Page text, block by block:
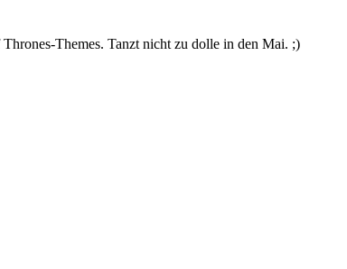
Themes. Tanzt nicht zu dolle in den Mai. ;)